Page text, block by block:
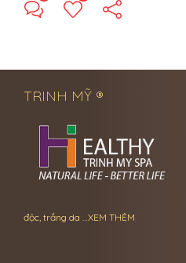
TRINH MỸ ®
độc, trắng da …XEM THÊM